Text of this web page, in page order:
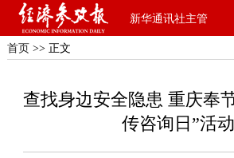
新华通讯社主管
首页 >> 正文
查找身边安全隐患 重庆奉
传咨询日”活动